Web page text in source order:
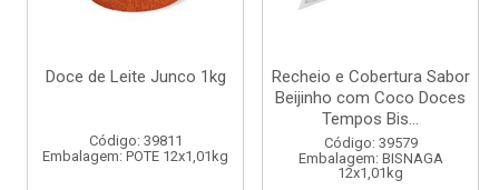
Doce de Leite Junco 1kg
Código: 39811
Embalagem: POTE 12x1,01kg
Recheio e Cobertura Sabor
Beijinho com Coco Doces
Tempos Bis...
Código: 39579
Embalagem: BISNAGA
12x1,01kg